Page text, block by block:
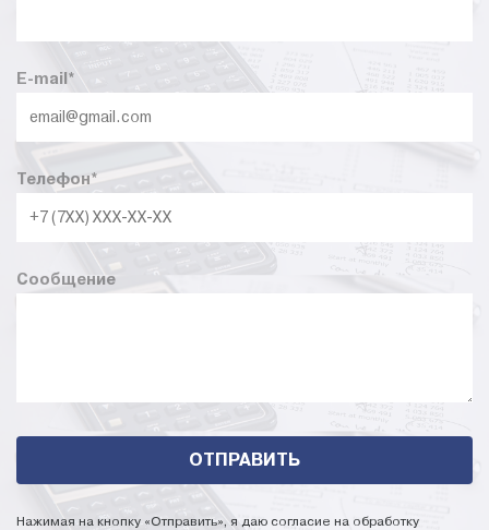
E-mail *
Телефон*
Сообщение
Нажимая на кнопку «Отправить», я даю согласие на обработку